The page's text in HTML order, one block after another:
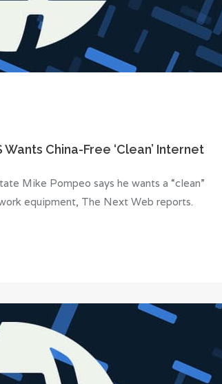
China-Free ‘Clean’ Internet
Mike Pompeo says he wants a “clean”
equipment, The Next Web reports.